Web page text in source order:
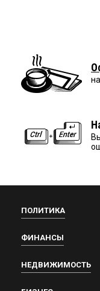
ПОЛИТИКА
ФИНАНСЫ
НЕДВИЖИМОСТЬ